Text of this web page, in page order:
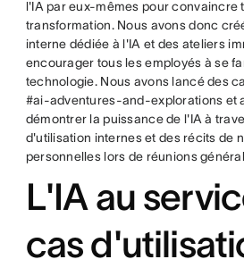
l'IA par eux-mêmes pour convaincre
transformation. Nous avons donc
interne dédiée à l'IA et des ateliers
encourager tous les employés à se
technologie. Nous avons lancé des
#ai-adventures-and-explorations et
démontrer la puissance de l'IA à
d'utilisation internes et des récits de
personnelles lors de réunions
L'IA au
cas